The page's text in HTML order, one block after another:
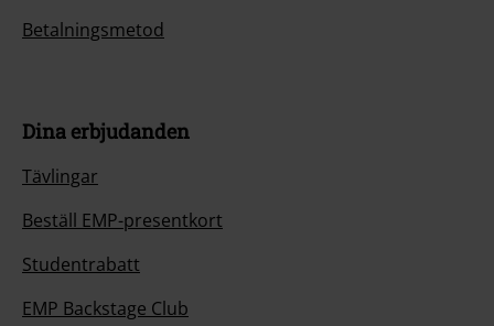
Betalningsmetod
Dina erbjudanden
Tävlingar
Beställ EMP-presentkort
Studentrabatt
EMP Backstage Club